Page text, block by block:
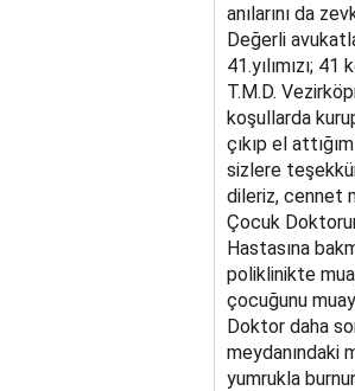
anılarını da
Değerli
41.yılımızı;
T.M.D.
koşullarda
çıkıp el
sizlere
dileriz, cennet
Çocuk
Hastasına
poliklinikte
çocuğunu
Doktor daha
meydanındaki
yumrukla